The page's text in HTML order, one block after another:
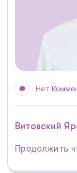
Нет
Витовский
Продолжить